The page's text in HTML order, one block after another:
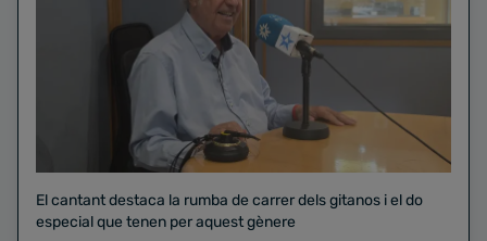
El cantant destaca la rumba de carrer dels gitanos i el do
especial que tenen per aquest gènere